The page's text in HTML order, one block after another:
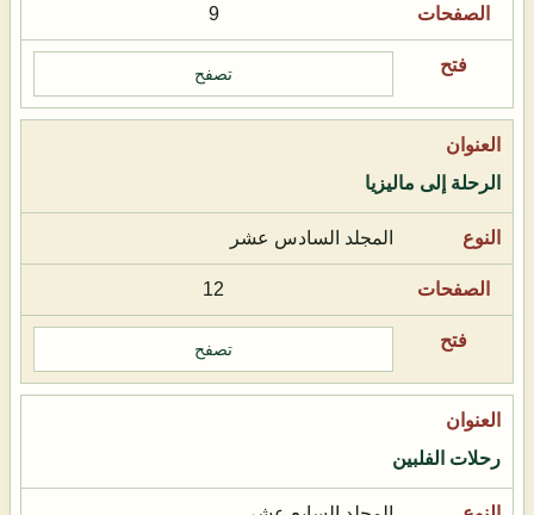
9
تصفح
الرحلة إلى ماليزيا
المجلد السادس عشر
12
تصفح
رحلات الفلبين